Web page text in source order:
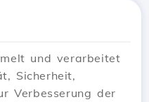
und verarbeitet
Sicherheit,
Verbesserung der